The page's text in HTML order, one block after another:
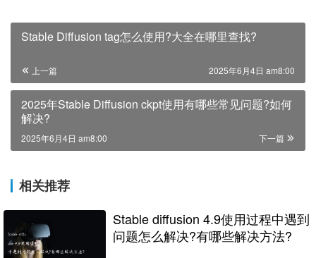
Stable Diffusion tag怎么使用?大全在哪里查找?
上一篇 2025年6月4日 am8:00
2025年Stable Diffusion ckpt使用有哪些常见问题?如何
解决?
下一篇
2025年6月4日 am8:00
相关推荐
Stable diffusion 4.9使用过程中遇到
问题怎么解决?有哪些解决方法?